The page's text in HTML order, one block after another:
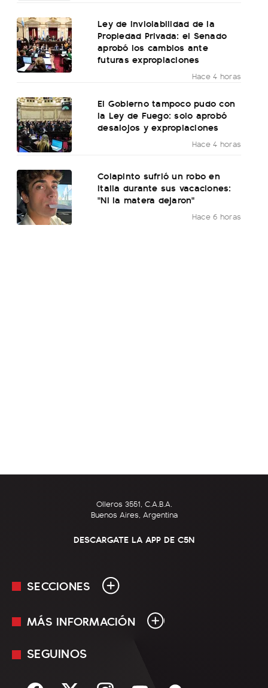
Ley de Inviolabilidad de la
Propiedad Privada: el Senado
aprobó los cambios ante
futuras expropiaciones
Hace 4 horas
El Gobierno tampoco pudo con
la Ley de Fuego: solo aprobó
desalojos y expropiaciones
Hace 4 horas
Colapinto sufrió un robo en
Italia durante sus vacaciones:
"Ni la matera dejaron"
Hace 6 horas
Olleros 3551, C.A.B.A.
Buenos Aires, Argentina
DESCARGATE LA APP DE C5N
SECCIONES
En Vivo
MÁS INFORMACIÓN
Mediakit
Términos y condiciones
SEGUINOS